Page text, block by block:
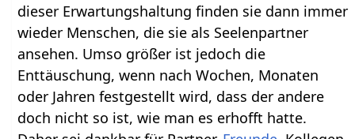
dieser Erwartungshaltung finden sie dann immer
wieder Menschen, die sie als Seelenpartner
ansehen. Umso größer ist jedoch die
Enttäuschung, wenn nach Wochen, Monaten
oder Jahren festgestellt wird, dass der andere
doch nicht so ist, wie man es erhofft hatte.